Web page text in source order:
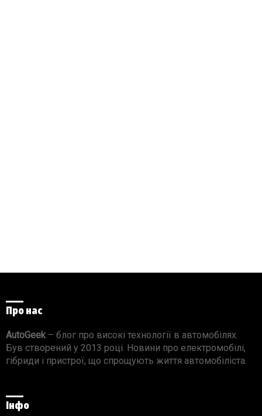
Про нас
AutoGeek– блог про високі технології в автомобілях.
Був створений у 2013 році. Новини про електромобілі,
гібриди і пристрої, що спрощують життя автомобіліста.
Інфо